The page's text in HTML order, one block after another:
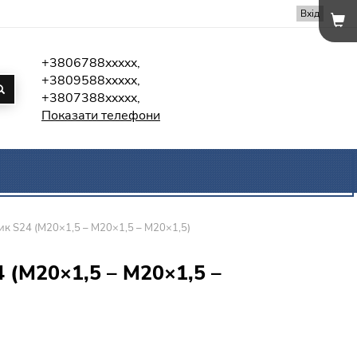
Вхід
+3806788xxxxx,
+3809588xxxxx,
+3807388xxxxx,
Показати телефони
S24 (М20×1,5 – М20×1,5 – М20×1,5)
(М20×1,5 – М20×1,5 –